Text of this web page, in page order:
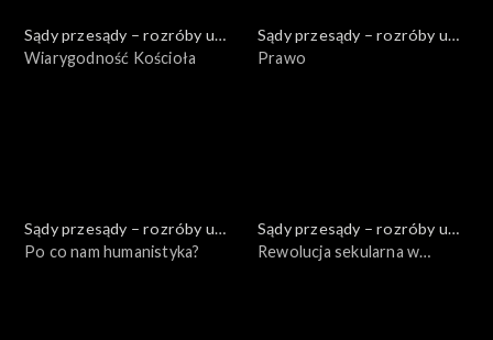
Sądy przesądy – rozróby u
Kuby
Wiarygodność Kościoła
Sądy przesądy – rozróby u
Kuby
Prawo
Sądy przesądy – rozróby u
Kuby
Po co nam humanistyka?
Sądy przesądy – rozróby u
Kuby
Rewolucja sekularna w